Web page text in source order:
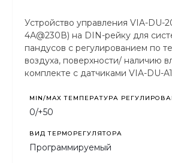
Устройство управления VIA-DU-
4А@230В) на DIN-рейку для
пандусов с регулированием по
воздуха, поверхности/ наличию
комплекте с датчиками VIA-DU-
MIN/MAX ТЕМПЕРАТУРА
0/+50
ВИД ТЕРМОРЕГУЛЯТОРА
Программируемый